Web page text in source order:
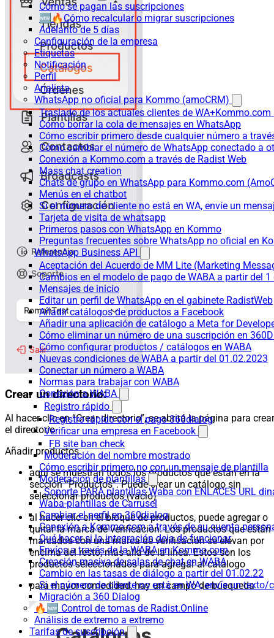
Cómo se pagan las suscripciones
🆕🔥Cómo recalcular o migrar suscripciones
Adelanto de 5 días
Configuración de la empresa
Etiquetas
Notificación
Perfil
Analista
WhatsApp no oficial para Kommo (amoCRM)
Traslado de los actuales clientes de
Cómo borrar la cola de mensajes en WhatsApp
Cómo escribir primero desde cualquier número a
Cómo cambiar el número de WhatsApp conectado a
Conexión a Kommo.com a través de Radist Web
Mass chat creation
Chats de grupo en WhatsApp para Kommo.com
Menús en el chatbot
Si el número de cliente no está en WA, envíe un
Tarjeta de visita de whatsapp
Primeros pasos con WhatsApp en Kommo
Preguntas frecuentes sobre WhatsApp no oficial en
WhatsApp Business API
Aceptación del Acuerdo de MM Lite (Marketing
Cambios en el modelo de pago de WABA a partir del
Mensajes de inicio
Editar un perfil de WhatsApp en el gabinete RadistWeb
Añadir catálogos de productos a Facebook
Añadir una aplicación de catálogo a Meta for
Cómo eliminar un número de una suscripción en
Cómo configurar productos / catálogos en WABA
Nuevas condiciones de WABA a partir del 01.02.2023
Conectar un número a WABA
Normas para trabajar con WABA
Conexión a WABA
Registro rápido
Registro rápido con el pago 360dialog
Verificar una empresa en Facebook
FB site ban check
Moderación del nombre mostrado
Cómo escribir primero no con un mensaje de plantilla
Moderación de plantillas
Soporte PARA plantillas Waba con ENLACES URL
Waba-plantillas de Carrusel
Cambiar el perfil en 360dialog
Conexión a Kommo.com a través de su cuenta
Qué hacer si la integración deja de funcionar
Envíos a través de la WABA en Kommo.com
Creación masiva de salas de chat en WABA
Cambio en las tasas de diálogo a partir del 01.02.22
Si el número de cliente no está en WA, envíe un
Migración a 360 Dialog
🔥🆕 Control de tomas de Radist.Online
Análisis de extremo a extremo
Tarifas de suscripción
Crear un directorio:
Al hacer clic en “Crear directorio”, se abrirá la página para crear
el directorio
Añadir productos
aquí se muestran todos los productos que están en la
sección “Productos”. Puede crear un catálogo sin
seleccionar productos (vacío)
al hacer clic en el bloque de productos, puede agregar o
quitar la marca de verificación. Los productos que están
marcados con una marca de verificación se elevan por
encima del resto, más allá de la línea. Estos son los
productos seleccionados para agregar al catálogo
para mayor comodidad, hay un campo de búsqueda